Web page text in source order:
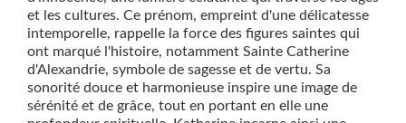
et les cultures. Ce prénom, empreint d'une délicatesse
intemporelle, rappelle la force des figures saintes qui
ont marqué l'histoire, notamment Sainte Catherine
d'Alexandrie, symbole de sagesse et de vertu. Sa
sonorité douce et harmonieuse inspire une image de
sérénité et de grâce, tout en portant en elle une